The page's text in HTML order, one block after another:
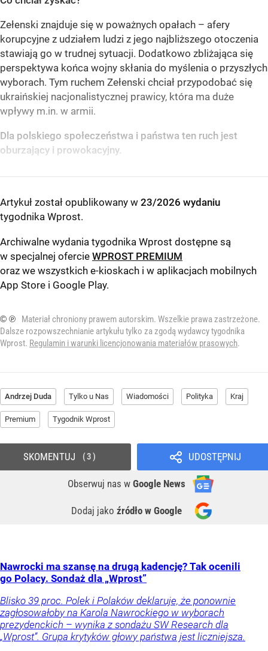
Zełenski znajduje się w poważnych opałach – afery
korupcyjne z udziałem ludzi z jego najbliższego otoczenia
stawiają go w trudnej sytuacji. Dodatkowo zbliżająca się
perspektywa końca wojny skłania do myślenia o przyszłych
wyborach. Tym ruchem Zełenski chciał przypodobać się
ukraińskiej nacjonalistycznej prawicy, która ma duże
wpływy m.in. w armii.
Dla polskiego społeczeństwa i państwa ten ruch jest
oburzający i prowokacyjny.
Artykuł został opublikowany w 23/2026 wydaniu
tygodnika Wprost.
Archiwalne wydania tygodnika Wprost dostępne są
w specjalnej ofercie WPROST PREMIUM
oraz we wszystkich e-kioskach i w aplikacjach mobilnych
App Store i Google Play.
© ℗
Materiał chroniony prawem autorskim. Wszelkie prawa zastrzeżone.
Dalsze rozpowszechnianie artykułu tylko za zgodą wydawcy tygodnika
Wprost. Regulamin i warunki licencjonowania materiałów prasowych.
Andrzej Duda Tylko u Nas Wiadomości Polityka Kraj
Premium Tygodnik Wprost
UDOSTĘPNIJ
Obserwuj nas w Google News
Dodaj jako źródło w Google
SKOMENTUJ 3
Nawrocki ma szansę na drugą kadencję? Tak ocenili
go Polacy. Sondaż dla „Wprost”
Blisko 39 proc. Polek i Polaków deklaruje, że ponownie
zagłosowałoby na Karola Nawrockiego w wyborach
prezydenckich – wynika z sondażu SW Research dla
„Wprost”. Grupa krytyków głowy państwa jest liczniejsza.